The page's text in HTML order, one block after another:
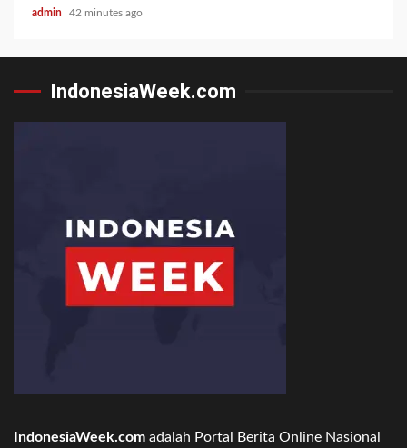
admin 42 minutes ago
IndonesiaWeek.com
IndonesiaWeek.com adalah Portal Berita Online Nasional